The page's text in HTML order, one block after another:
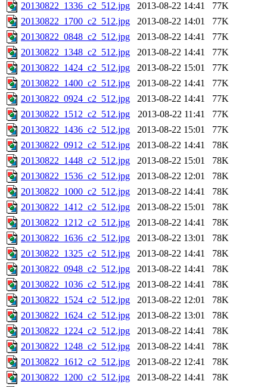
20130822_1336_c2_512.jpg
2013-08-22 14:41
77K
20130822_1700_c2_512.jpg
2013-08-22 14:01
77K
20130822_0848_c2_512.jpg
2013-08-22 14:41
77K
20130822_1348_c2_512.jpg
2013-08-22 14:41
77K
20130822_1424_c2_512.jpg
2013-08-22 15:01
77K
20130822_1400_c2_512.jpg
2013-08-22 14:41
77K
20130822_0924_c2_512.jpg
2013-08-22 14:41
77K
20130822_1512_c2_512.jpg
2013-08-22 11:41
77K
20130822_1436_c2_512.jpg
2013-08-22 15:01
77K
20130822_0912_c2_512.jpg
2013-08-22 14:41
78K
20130822_1448_c2_512.jpg
2013-08-22 15:01
78K
20130822_1536_c2_512.jpg
2013-08-22 12:01
78K
20130822_1000_c2_512.jpg
2013-08-22 14:41
78K
20130822_1412_c2_512.jpg
2013-08-22 15:01
78K
20130822_1212_c2_512.jpg
2013-08-22 14:41
78K
20130822_1636_c2_512.jpg
2013-08-22 13:01
78K
20130822_1325_c2_512.jpg
2013-08-22 14:41
78K
20130822_0948_c2_512.jpg
2013-08-22 14:41
78K
20130822_1036_c2_512.jpg
2013-08-22 14:41
78K
20130822_1524_c2_512.jpg
2013-08-22 12:01
78K
20130822_1624_c2_512.jpg
2013-08-22 13:01
78K
20130822_1224_c2_512.jpg
2013-08-22 14:41
78K
20130822_1248_c2_512.jpg
2013-08-22 14:41
78K
20130822_1612_c2_512.jpg
2013-08-22 12:41
78K
20130822_1200_c2_512.jpg
2013-08-22 14:41
78K